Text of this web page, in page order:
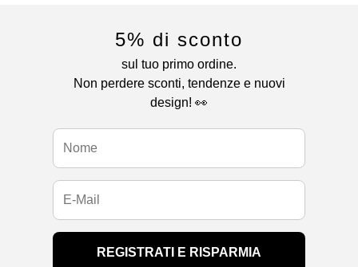
5% di sconto
sul tuo primo ordine.
Non perdere sconti, tendenze e nuovi
design! 👀
REGISTRATI E RISPARMIA